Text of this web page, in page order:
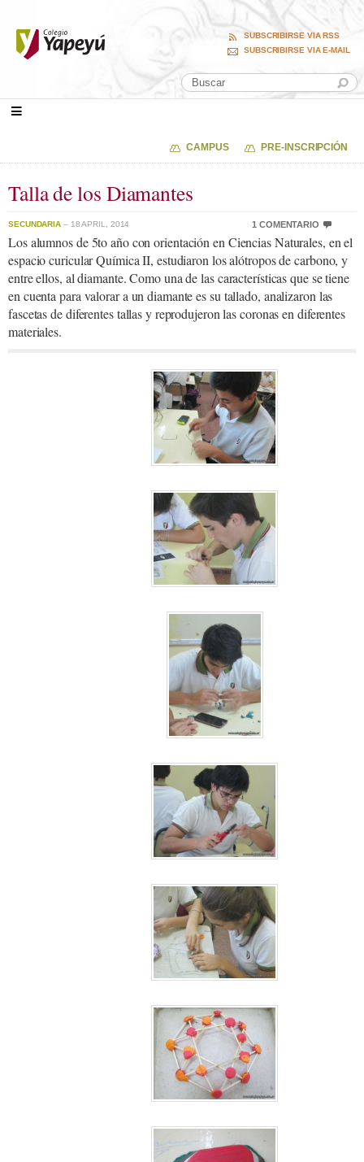
SUBSCRIBIRSE VIA RSS
SUBSCRIBIRSE VIA E-MAIL
CAMPUS PRE-INSCRIPCIÓN
Talla de los Diamantes
SECUNDARIA – 18 APRIL, 2014 1 COMENTARIO
Los alumnos de 5to año con orientación en Ciencias Naturales, en el
espacio curicular Química II, estudiaron los alótropos de carbono, y
entre ellos, al diamante. Como una de las características que se tiene
en cuenta para valorar a un diamante es su tallado, analizaron las
fascetas de diferentes tallas y reprodujeron las coronas en diferentes
materiales.